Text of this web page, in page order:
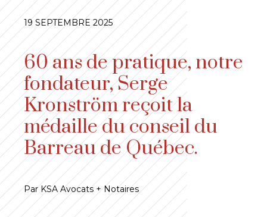
19 SEPTEMBRE 2025
60 ans de pratique, notre
fondateur, Serge
Kronström reçoit la
médaille du conseil du
Barreau de Québec.
Par KSA Avocats + Notaires